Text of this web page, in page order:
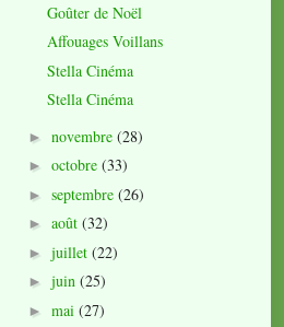
Goûter de Noël
Affouages Voillans
Stella Cinéma
Stella Cinéma
► novembre (28)
► octobre (33)
► septembre (26)
► août (32)
► juillet (22)
► juin (25)
► mai (27)